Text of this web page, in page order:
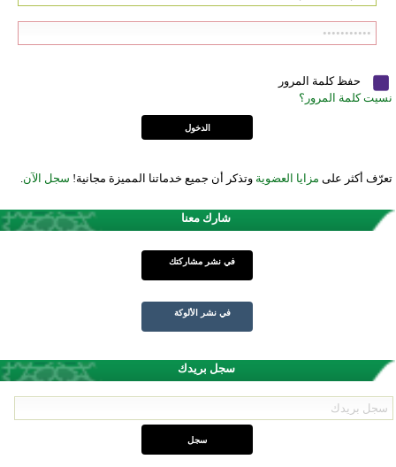
حفظ كلمة المرور
نسيت كلمة المرور؟
تعرّف أكثر على مزايا العضوية وتذكر أن جميع خدماتنا المميزة مجانية! سجل الآن.
شارك معنا
في نشر مشاركتك
في نشر الألوكة
سجل بريدك